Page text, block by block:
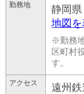
勤務地 静岡県
地図
※勤務
区町村
す。
アクセス
遠州